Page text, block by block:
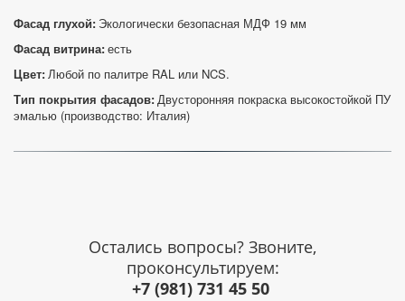
Фасад глухой: Экологически безопасная МДФ 19 мм
Фасад витрина: есть
Цвет: Любой по палитре RAL или NCS.
Тип покрытия фасадов: Двусторонняя покраска высокостойкой ПУ
эмалью (производство: Италия)
Остались вопросы? Звоните,
проконсультируем:
+7 (981) 731 45 50